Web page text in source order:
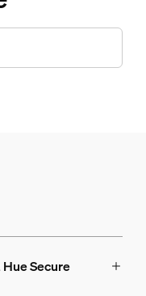
Secure